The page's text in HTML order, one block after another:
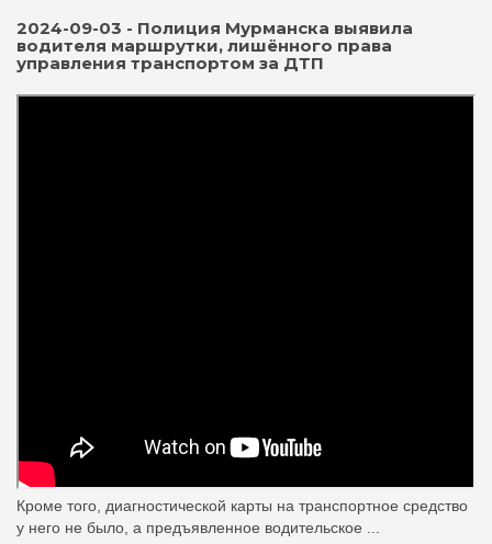
2024-09-03 - Полиция Мурманска выявила
водителя маршрутки, лишённого права
управления транспортом за ДТП
Кроме того, диагностической карты на транспортное средство
у него не было, а предъявленное водительское ...